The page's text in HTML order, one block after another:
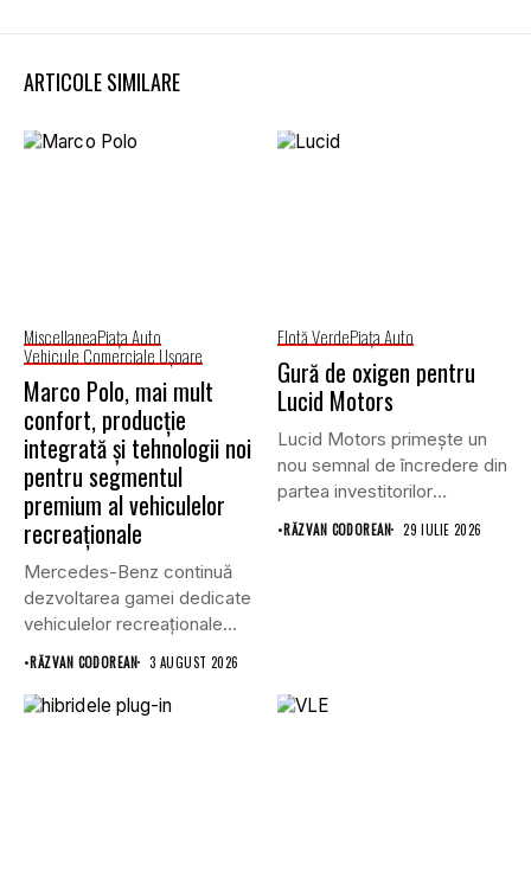
ARTICOLE SIMILARE
MiscellaneaPiaţa Auto
Vehicule Comerciale Uşoare
Marco Polo, mai mult
confort, producție
integrată și tehnologii noi
pentru segmentul
premium al vehiculelor
recreaționale
Mercedes-Benz continuă
dezvoltarea gamei dedicate
vehiculelor recreaționale
prin lansarea unei versiuni
actualizate...
•RĂZVAN CODOREAN 3 AUGUST 2026
Flotă VerdePiaţa Auto
Gură de oxigen pentru
Lucid Motors
Lucid Motors primește un
nou semnal de încredere din
partea investitorilor
saudiți,...
•RĂZVAN CODOREAN 29 IULIE 2026